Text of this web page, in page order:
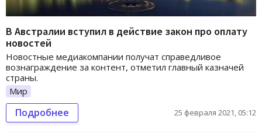
В Австралии вступил в действие закон про оплату
новостей
Новостные медиакомпании получат справедливое
вознаграждение за контент, отметил главный казначей
страны.
Мир
Подробнее 25 февраля 2021, 05:12